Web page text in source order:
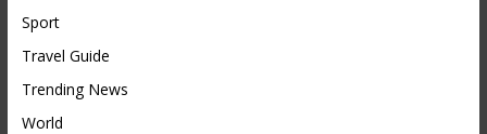
Sport
Travel Guide
Trending News
World